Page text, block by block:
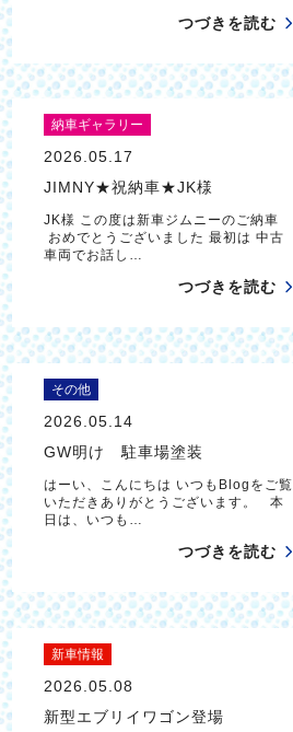
つづきを読む
納車ギャラリー
2026.05.17
JIMNY★祝納車★JK様
JK様 この度は新車ジムニーのご納車
おめでとうございました 最初は 中古
車両でお話し…
つづきを読む
その他
2026.05.14
GW明け 駐車場塗装
はーい、こんにちは いつもBlogをご覧
いただきありがとうございます。 本
日は、いつも…
つづきを読む
新車情報
2026.05.08
新型エブリイワゴン登場